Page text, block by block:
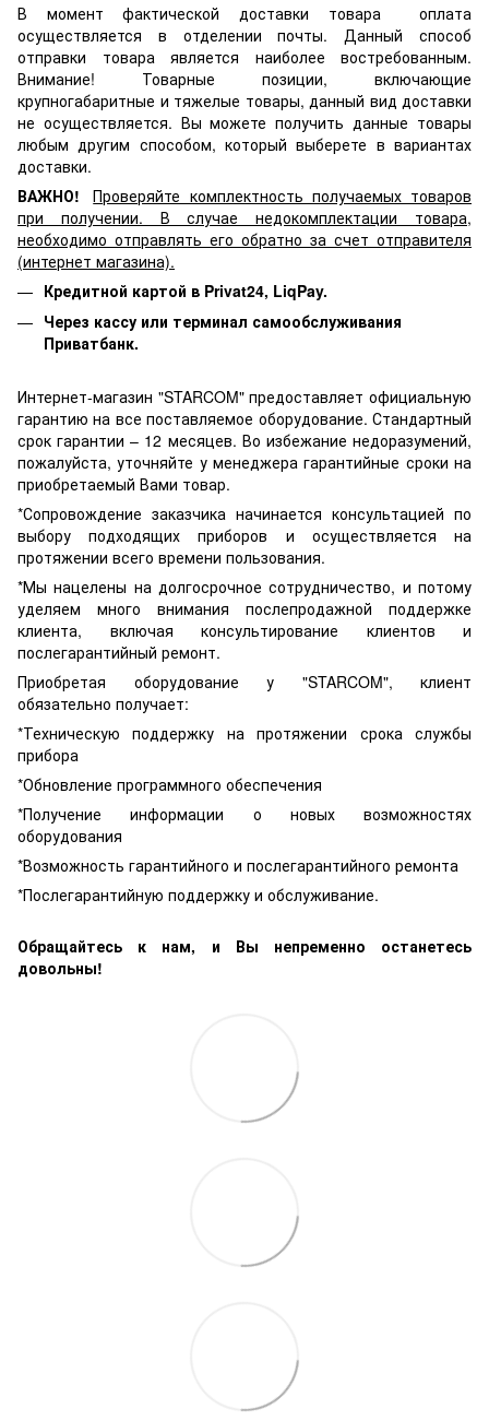
В момент фактической доставки товара оплата
осуществляется в отделении почты. Данный способ
отправки товара является наиболее востребованным.
Внимание! Товарные позиции, включающие
крупногабаритные и тяжелые товары, данный вид доставки
не осуществляется. Вы можете получить данные товары
любым другим способом, который выберете в вариантах
доставки.
ВАЖНО!
Проверяйте комплектность получаемых товаров
при получении. В случае недокомплектации товара,
необходимо отправлять его обратно за счет отправителя
(интернет магазина).
Кредитной картой в Privat24, LiqPay.
Через кассу или терминал самообслуживания
Приватбанк.
Интернет-магазин "STARCOM" предоставляет официальную
гарантию на все поставляемое оборудование. Стандартный
срок гарантии – 12 месяцев. Во избежание недоразумений,
пожалуйста, уточняйте у менеджера гарантийные сроки на
приобретаемый Вами товар.
*Сопровождение заказчика начинается консультацией по
выбору подходящих приборов и осуществляется на
протяжении всего времени пользования.
*Мы нацелены на долгосрочное сотрудничество, и потому
уделяем много внимания послепродажной поддержке
клиента, включая консультирование клиентов и
послегарантийный ремонт.
Приобретая оборудование у "STARCOM", клиент
обязательно получает:
*Техническую поддержку на протяжении срока службы
прибора
*Обновление программного обеспечения
*Получение информации о новых возможностях
оборудования
*Возможность гарантийного и послегарантийного ремонта
*Послегарантийную поддержку и обслуживание.
Обращайтесь к нам, и Вы непременно останетесь
довольны!